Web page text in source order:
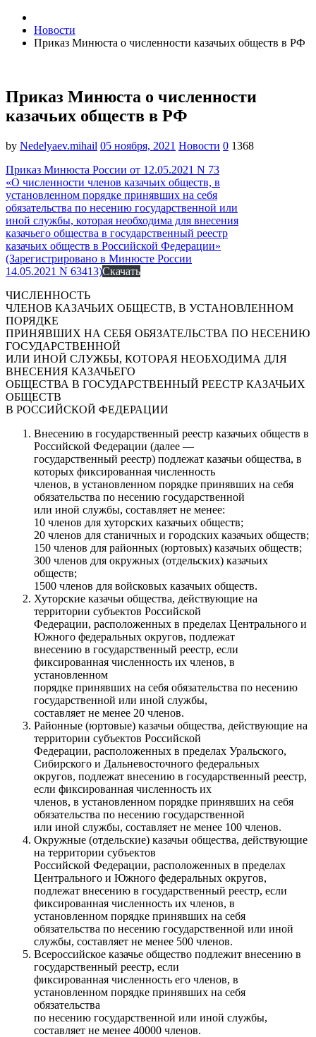
Новости
Приказ Минюста о численности казачьих обществ в РФ
Приказ Минюста о численности
казачьих обществ в РФ
by Nedelyaev.mihail 05 ноября, 2021 Новости 0 1368
Приказ Минюста России от 12.05.2021 N 73
«О численности членов казачьих обществ, в
установленном порядке принявших на себя
обязательства по несению государственной или
иной службы, которая необходима для внесения
казачьего общества в государственный реестр
казачьих обществ в Российской Федерации»
(Зарегистрировано в Минюсте России
14.05.2021 N 63413)Скачать
ЧИСЛЕННОСТЬ
ЧЛЕНОВ КАЗАЧЬИХ ОБЩЕСТВ, В УСТАНОВЛЕННОМ
ПОРЯДКЕ
ПРИНЯВШИХ НА СЕБЯ ОБЯЗАТЕЛЬСТВА ПО НЕСЕНИЮ
ГОСУДАРСТВЕННОЙ
ИЛИ ИНОЙ СЛУЖБЫ, КОТОРАЯ НЕОБХОДИМА ДЛЯ
ВНЕСЕНИЯ КАЗАЧЬЕГО
ОБЩЕСТВА В ГОСУДАРСТВЕННЫЙ РЕЕСТР КАЗАЧЬИХ
ОБЩЕСТВ
В РОССИЙСКОЙ ФЕДЕРАЦИИ
Внесению в государственный реестр казачьих обществ в
Российской Федерации (далее —
государственный реестр) подлежат казачьи общества, в
которых фиксированная численность
членов, в установленном порядке принявших на себя
обязательства по несению государственной
или иной службы, составляет не менее:
10 членов для хуторских казачьих обществ;
20 членов для станичных и городских казачьих обществ;
150 членов для районных (юртовых) казачьих обществ;
300 членов для окружных (отдельских) казачьих
обществ;
1500 членов для войсковых казачьих обществ.
Хуторские казачьи общества, действующие на
территории субъектов Российской
Федерации, расположенных в пределах Центрального и
Южного федеральных округов, подлежат
внесению в государственный реестр, если
фиксированная численность их членов, в
установленном
порядке принявших на себя обязательства по несению
государственной или иной службы,
составляет не менее 20 членов.
Районные (юртовые) казачьи общества, действующие на
территории субъектов Российской
Федерации, расположенных в пределах Уральского,
Сибирского и Дальневосточного федеральных
округов, подлежат внесению в государственный реестр,
если фиксированная численность их
членов, в установленном порядке принявших на себя
обязательства по несению государственной
или иной службы, составляет не менее 100 членов.
Окружные (отдельские) казачьи общества, действующие
на территории субъектов
Российской Федерации, расположенных в пределах
Центрального и Южного федеральных округов,
подлежат внесению в государственный реестр, если
фиксированная численность их членов, в
установленном порядке принявших на себя
обязательства по несению государственной или иной
службы, составляет не менее 500 членов.
Всероссийское казачье общество подлежит внесению в
государственный реестр, если
фиксированная численность его членов, в
установленном порядке принявших на себя
обязательства
по несению государственной или иной службы,
составляет не менее 40000 членов.